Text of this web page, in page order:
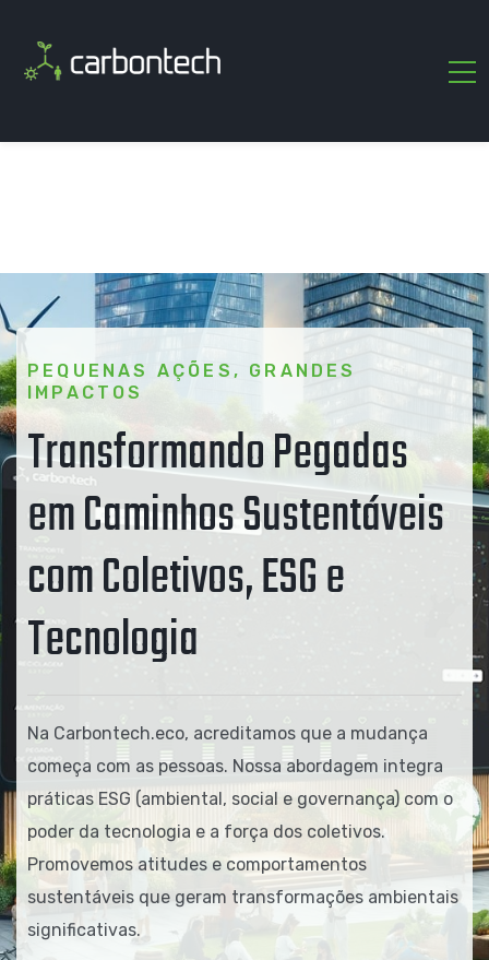
PEQUENAS AÇÕES, GRANDES
IMPACTOS
Transformando Pegadas
em Caminhos Sustentáveis
com Coletivos, ESG e
Tecnologia
Na Carbontech.eco, acreditamos que a mudança
começa com as pessoas. Nossa abordagem integra
práticas ESG (ambiental, social e governança) com o
poder da tecnologia e a força dos coletivos.
Promovemos atitudes e comportamentos
sustentáveis que geram transformações ambientais
significativas.